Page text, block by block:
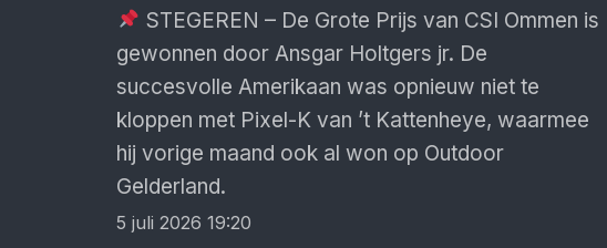
STEGEREN – De Grote Prijs van CSI Ommen is
gewonnen door Ansgar Holtgers jr. De
succesvolle Amerikaan was opnieuw niet te
kloppen met Pixel-K van ’t Kattenheye, waarmee
hij vorige maand ook al won op Outdoor
Gelderland.
5 juli 2026 19:20